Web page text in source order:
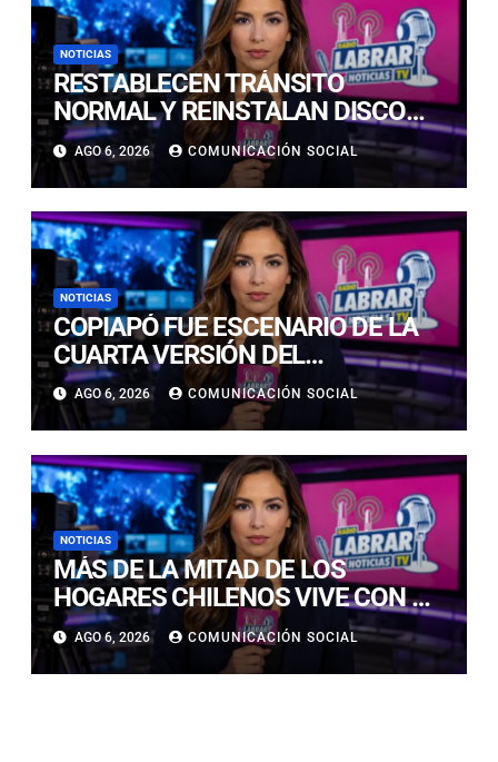
NOTICIAS
RESTABLECEN TRÁNSITO
NORMAL Y REINSTALAN DISCO
“PARE” TRAS AVANCE DE OBRAS
EN CALLE LUIS FLORES CON JULIO
PRADO
AGO 6, 2026 COMUNICACIÓN SOCIAL
NOTICIAS
COPIAPÓ FUE ESCENARIO DE LA
CUARTA VERSIÓN DEL
CAMPEONATO REGIONAL DE
BANDAS DE GUERRA
ESTUDIANTILES
AGO 6, 2026 COMUNICACIÓN SOCIAL
NOTICIAS
MÁS DE LA MITAD DE LOS
HOGARES CHILENOS VIVE CON UN
GATO: LAS CLAVES PARA
CUIDARLOS Y PREVENIR
PROBLEMAS DE SALUD
AGO 6, 2026 COMUNICACIÓN SOCIAL